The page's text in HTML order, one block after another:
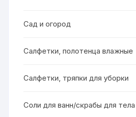
Сад и огород
Салфетки, полотенца влажные
Салфетки, тряпки для уборки
Соли для ванн/скрабы для тела